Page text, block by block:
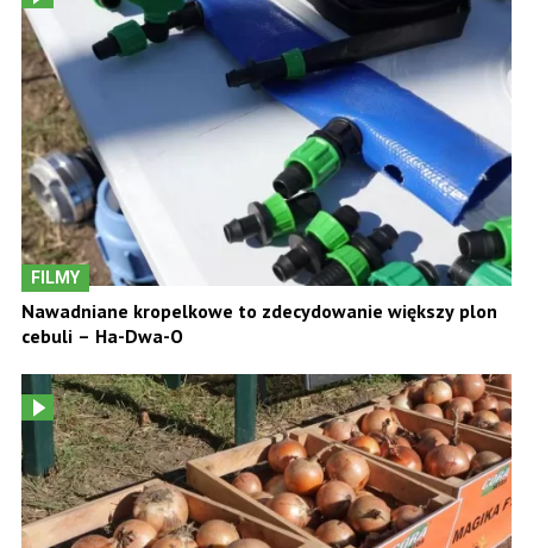
FILMY
Nawadniane kropelkowe to zdecydowanie większy plon
cebuli – Ha-Dwa-O